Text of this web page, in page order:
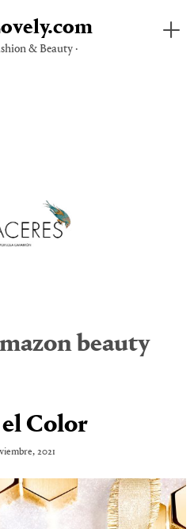
& Beauty ·
beauty
el Color
2021